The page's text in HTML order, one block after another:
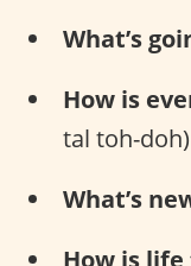
What’s
How is
tal toh-doh)
What’s
How is